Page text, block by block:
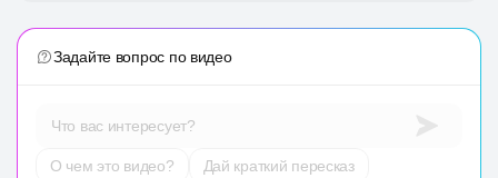
Задайте вопрос по видео
Что вас интересует?
О чем это видео?
Дай краткий пересказ